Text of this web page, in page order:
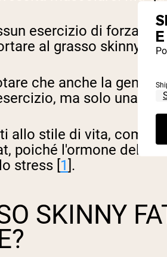
esercizio di forza,
al grasso skinny
che anche la
ma solo una è
allo stile di vita, come
poiché l'ormone dello
stress [ 1 ].
SKINNY